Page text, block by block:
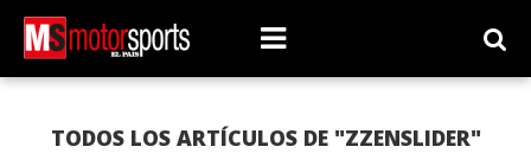
TODOS LOS ARTÍCULOS DE "ZZENSLIDER"